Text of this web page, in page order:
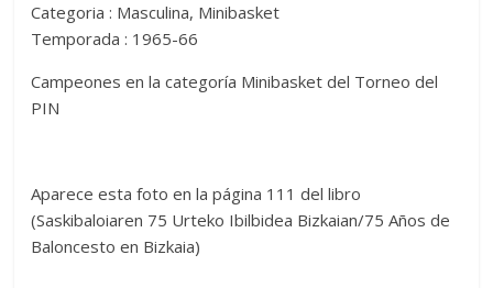
Categoria : Masculina, Minibasket
Temporada : 1965-66
Campeones en la categoría Minibasket del Torneo del
PIN
Aparece esta foto en la página 111 del libro
(Saskibaloiaren 75 Urteko Ibilbidea Bizkaian/75 Años de
Baloncesto en Bizkaia)